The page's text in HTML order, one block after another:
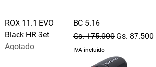
ROX 11.1 EVO
Black HR Set
Agotado
BC 5.16
Precio
Gs. 175.000 Precio de
Gs. 87.500
IVA incluido